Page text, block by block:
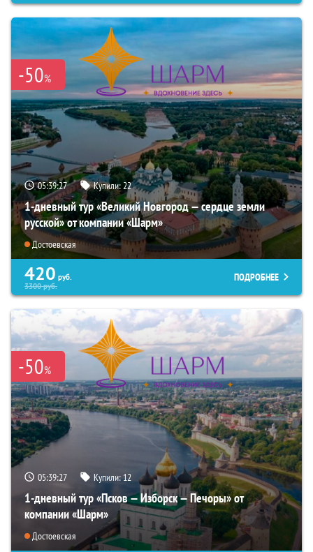
-50%
05:39:26 Купили:22
1-дневный тур «Великий Новгород — сердце земли
русской» от компании «Шарм»
Достоевская
420 руб.
3300руб.
ПОДРОБНЕЕ
-50%
05:39:26 Купили:12
1-дневный тур «Псков — Изборск — Печоры» от
компании «Шарм»
Достоевская